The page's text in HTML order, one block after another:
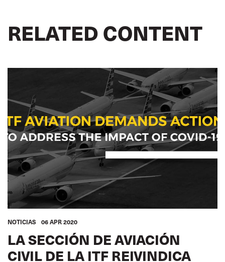
RELATED CONTENT
NOTICIAS 06 APR 2020
LA SECCIÓN DE AVIACIÓN
CIVIL DE LA ITF REIVINDICA